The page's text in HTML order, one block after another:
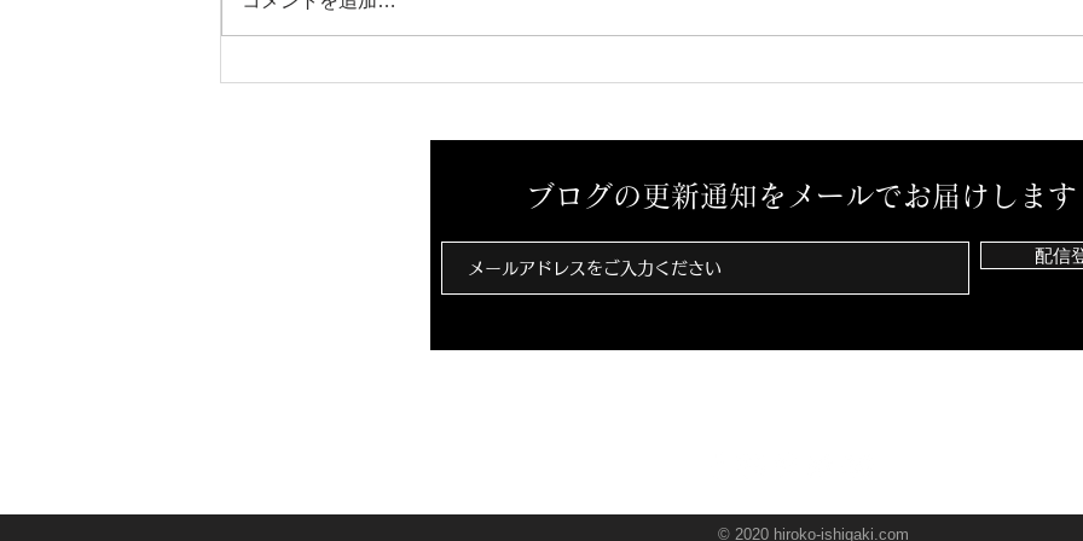
ブログの更新通知をメールでお届けします
配信
© 2020 hiroko-ishigaki.com